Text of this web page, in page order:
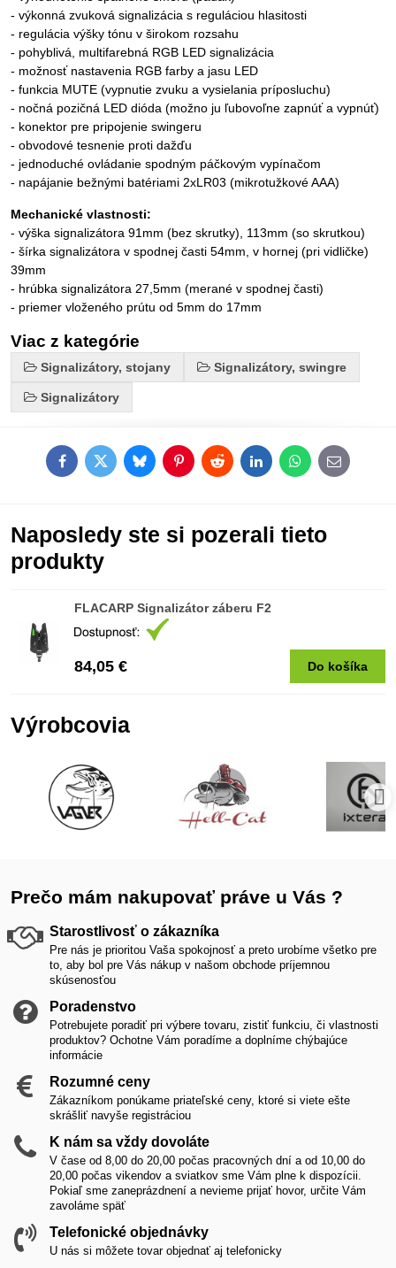
- výkonná zvuková signalizácia s reguláciou hlasitosti
- regulácia výšky tónu v širokom rozsahu
- pohyblivá, multifarebná RGB LED signalizácia
- možnosť nastavenia RGB farby a jasu LED
- funkcia MUTE (vypnutie zvuku a vysielania príposluchu)
- nočná pozičná LED dióda (možno ju ľubovoľne zapnúť a vypnúť)
- konektor pre pripojenie swingeru
- obvodové tesnenie proti dažďu
- jednoduché ovládanie spodným páčkovým vypínačom
- napájanie bežnými batériami 2xLR03 (mikrotužkové AAA)
Mechanické vlastnosti:
- výška signalizátora 91mm (bez skrutky), 113mm (so skrutkou)
- šírka signalizátora v spodnej časti 54mm, v hornej (pri vidličke)
39mm
- hrúbka signalizátora 27,5mm (merané v spodnej časti)
- priemer vloženého prútu od 5mm do 17mm
Viac z kategórie
Signalizátory, stojany Signalizátory, swingre
Signalizátory
FacebookTwitterBlueskyPinterestRedditLinkedInWhatsApp
E-
mail
Naposledy ste si pozerali tieto
produkty
FLACARP Signalizátor záberu F2
84,05 € Do košíka
Výrobcovia
Prečo mám nakupovať práve u Vás ?
Starostlivosť o zákazníka
Pre nás je prioritou Vaša spokojnosť a preto urobíme všetko pre
to, aby bol pre Vás nákup v našom obchode príjemnou
skúsenosťou
Poradenstvo
Potrebujete poradiť pri výbere tovaru, zistiť funkciu, či vlastnosti
produktov? Ochotne Vám poradíme a doplníme chýbajúce
informácie
Rozumné ceny
Zákazníkom ponúkame priateľské ceny, ktoré si viete ešte
skrášliť navyše registráciou
K nám sa vždy dovoláte
V čase od 8,00 do 20,00 počas pracovných dní a od 10,00 do
20,00 počas vikendov a sviatkov sme Vám plne k dispozícii.
Pokiaľ sme zaneprázdnení a nevieme prijať hovor, určite Vám
zavoláme späť
Telefonické objednávky
U nás si môžete tovar objednať aj telefonicky